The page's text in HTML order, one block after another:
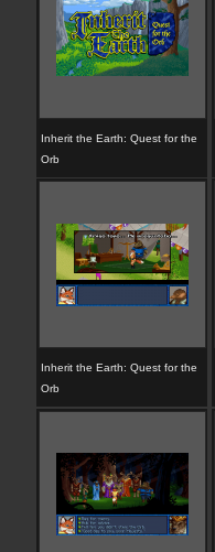
Inherit the Earth: Quest for the
Orb
Inherit the Earth: Quest for the
Orb